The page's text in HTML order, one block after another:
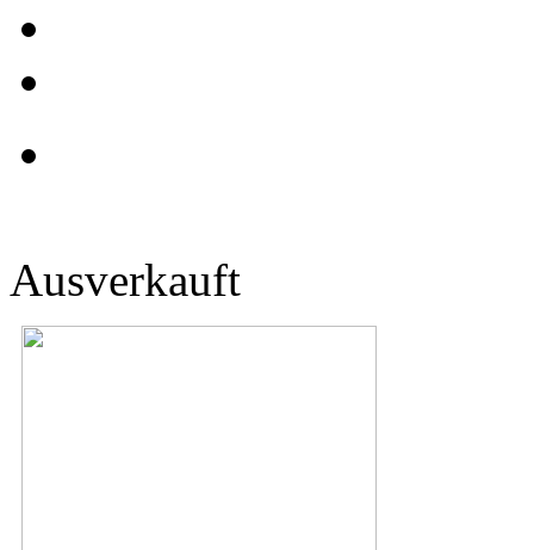
Ausverkauft